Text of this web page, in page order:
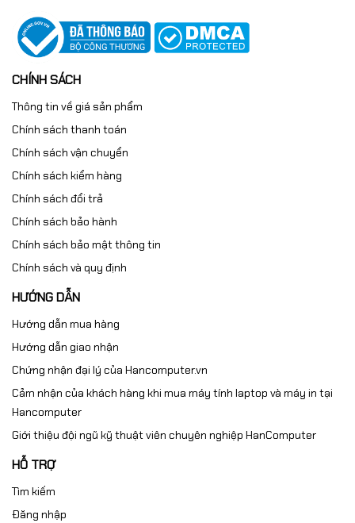
CHÍNH SÁCH
Thông tin về giá sản phẩm
Chính sách thanh toán
Chính sách vận chuyển
Chính sách kiểm hàng
Chính sách đổi trả
Chính sách bảo hành
Chính sách bảo mật thông tin
Chính sách và quy định
HƯỚNG DẪN
Hướng dẫn mua hàng
Hướng dẫn giao nhận
Chứng nhận đại lý của Hancomputer.vn
Cảm nhận của khách hàng khi mua máy tính laptop và máy in tại
Hancomputer
Giới thiệu đội ngũ kỹ thuật viên chuyên nghiệp HanComputer
HỖ TRỢ
Tìm kiếm
Đăng nhập